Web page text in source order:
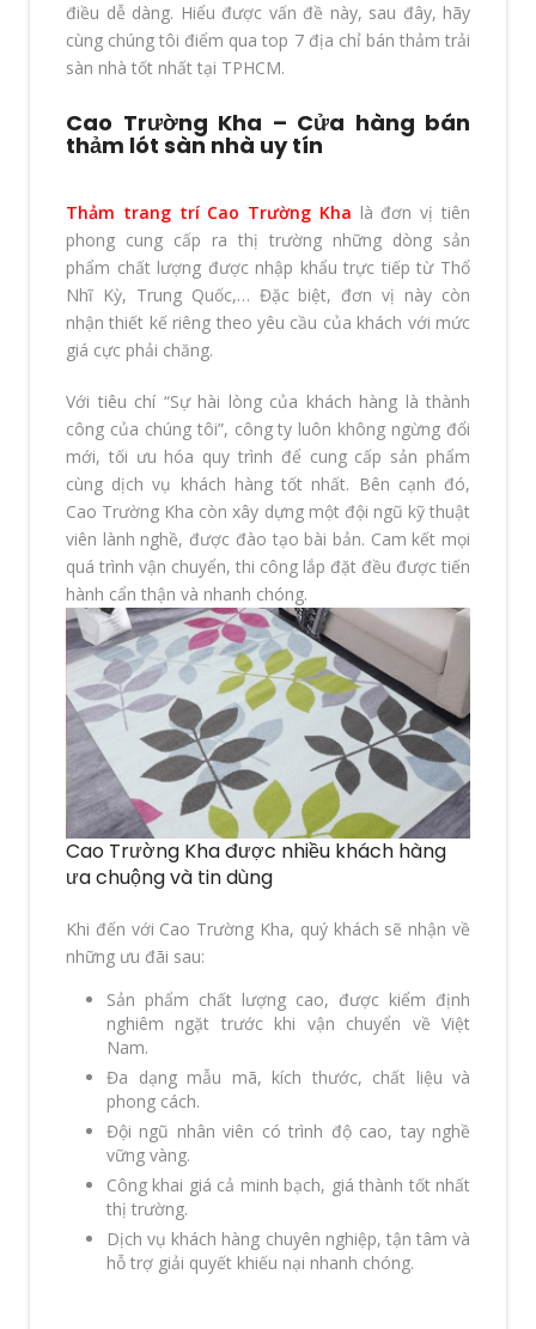
điều dễ dàng. Hiểu được vấn đề này, sau đây, hãy
cùng chúng tôi điểm qua top 7 địa chỉ bán thảm trải
sàn nhà tốt nhất tại TPHCM.
Cao Trường Kha – Cửa hàng bán
thảm lót sàn nhà uy tín
Thảm trang trí Cao Trường Kha là đơn vị tiên
phong cung cấp ra thị trường những dòng sản
phẩm chất lượng được nhập khẩu trực tiếp từ Thổ
Nhĩ Kỳ, Trung Quốc,… Đặc biệt, đơn vị này còn
nhận thiết kế riêng theo yêu cầu của khách với mức
giá cực phải chăng.
Với tiêu chí “Sự hài lòng của khách hàng là thành
công của chúng tôi”, công ty luôn không ngừng đổi
mới, tối ưu hóa quy trình để cung cấp sản phẩm
cùng dịch vụ khách hàng tốt nhất. Bên cạnh đó,
Cao Trường Kha còn xây dựng một đội ngũ kỹ thuật
viên lành nghề, được đào tạo bài bản. Cam kết mọi
quá trình vận chuyển, thi công lắp đặt đều được tiến
hành cẩn thận và nhanh chóng.
Cao Trường Kha được nhiều khách hàng
ưa chuộng và tin dùng
Khi đến với Cao Trường Kha, quý khách sẽ nhận về
những ưu đãi sau:
Sản phẩm chất lượng cao, được kiểm định
nghiêm ngặt trước khi vận chuyển về Việt
Nam.
Đa dạng mẫu mã, kích thước, chất liệu và
phong cách.
Đội ngũ nhân viên có trình độ cao, tay nghề
vững vàng.
Công khai giá cả minh bạch, giá thành tốt nhất
thị trường.
Dịch vụ khách hàng chuyên nghiệp, tận tâm và
hỗ trợ giải quyết khiếu nại nhanh chóng.